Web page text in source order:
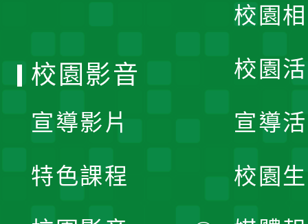
校園
校園
宣導
校園
校園影音
宣導影片
特色課程